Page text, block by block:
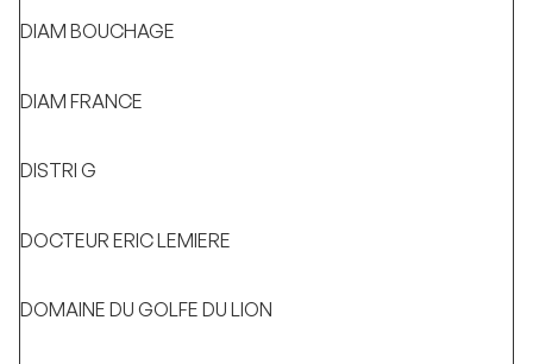
DIAM BOUCHAGE
DIAM FRANCE
DISTRI G
DOCTEUR ERIC LEMIERE
DOMAINE DU GOLFE DU LION